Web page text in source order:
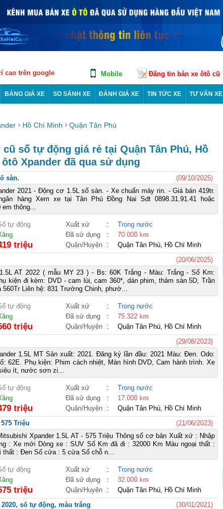
cao trên google Mobile Đăng tin bán xe ôtô cũ
BẢNG GIÁ XE SO SÁNH XE ĐÁNH GIÁ XE TIN TỨC XE TƯ VẤN XE
Hồ Chí Minh Quận Tân Phú
số tự động giá rẻ tại Quận Tân Phú, Hồ
Xpander đã qua sử dụng
sàn.
(09/10/2025)
2021 - Động cơ 1.5L số sàn. - Xe chuẩn máy rin. - Giá bán 419tr.
hàng Xem xe tại Tân Phú Đồng Nai Sdt 0898.31.91.41 hoặc
em thông...
tự động Xuất xứ :
Trong nước
Đã sử dụng :
70.000 km
triệu Quận/Huyện : Quận Tân Phú, Hồ Chí Minh
(20/06/2025)
AT 2022 ( mẫu MY 23 ) - Bs: 60K Trắng - Màu: Trắng - Số Km:
kiện đi kèm: DVD - cam lùi, cam 360*, dán phim, thảm sàn 5D, Trần
560Tr Liên hệ: 831 Trường Chinh, phườ...
tự động Xuất xứ :
Trong nước
Đã sử dụng :
75.322 km
triệu Quận/Huyện : Quận Tân Phú, Hồ Chí Minh
(29/08/2023)
1.5L MT Sản xuất: 2021. Đăng ký lần đầu: 2021 Màu: Đen. Odo:
62E. Phụ kiện: Phim cách nhiệt, Màn hình DVD, Cam hành trình. Xe
ít, nước sơn zi...
tự động Xuất xứ :
Trong nước
Đã sử dụng :
17.000 km
triệu Quận/Huyện : Quận Tân Phú, Hồ Chí Minh
Triệu
(21/06/2023)
Xpander 1.5L AT - 575 Triệu Thông số cơ bản Xuất xứ : Nhập
: Xe mới Dòng xe : SUV Số Km đã đi : 32000 Km Màu ngoại thất :
thất : Đen Số cửa : 5 cửa Số chỗ n...
tự động Xuất xứ :
Trong nước
Đã sử dụng :
32.000 km
triệu Quận/Huyện : Quận Tân Phú, Hồ Chí Minh
số tự động, màu trắng
(30/01/2021)